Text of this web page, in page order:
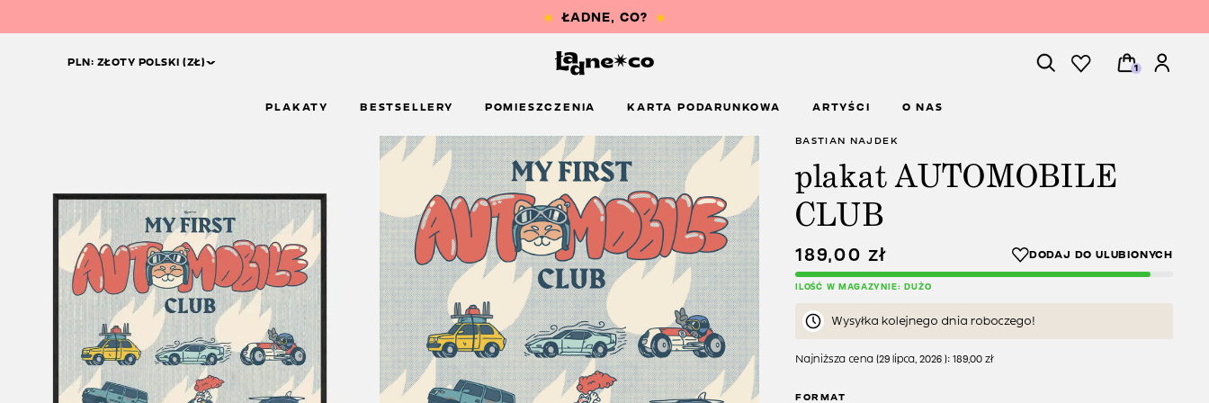
PLN: ZŁOTY POLSKI (ZŁ)^
1
PLAKATY BESTSELLERY POMIESZCZENIA KARTA PODARUNKOWA ARTYŚCI O NAS
BASTIAN NAJDEK
plakat AUTOMOBILE
CLUB
189,00 zł
ILOŚĆ W MAGAZYNIE: DUŻO
Wysyłka kolejnego dnia roboczego!
Najniższa cena (29 lipca, 2026 ): 189,00 zł
FORMAT